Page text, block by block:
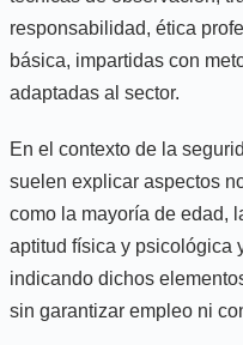
responsabilidad, ética
básica, impartidas con
adaptadas al sector.
En el contexto de la
suelen explicar aspectos
como la mayoría de edad,
aptitud física y psicológica
indicando dichos
sin garantizar empleo ni